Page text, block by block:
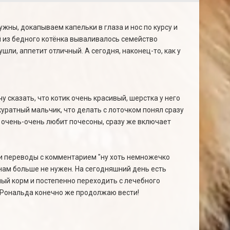
докапываем капельки в глаза и нос по курсу и
бедного котёнка вываливалось семейство
аппетит отличный. А сегодня, наконец-то, как у
что котик очень красивый, шерстка у него
мальчик, что делать с лоточком понял сразу
очень любит почесоны, сразу же включает
переводы с комментарием "ну хоть немножечко
больше не нужен. На сегодняшний день есть
корм и постепенно переходить с лечебного
конечно же продолжаю вести!